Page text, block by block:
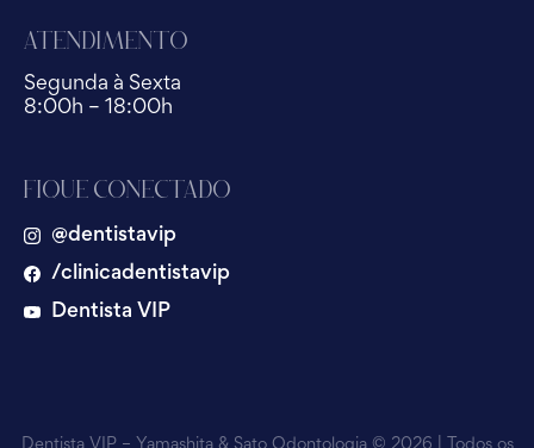
Atendimento
Segunda à Sexta
8:00h – 18:00h
Fique Conectado
@dentistavip
/clinicadentistavip
Dentista VIP
Dentista VIP – Yamashita & Sato Odontologia © 2026 | Todos os